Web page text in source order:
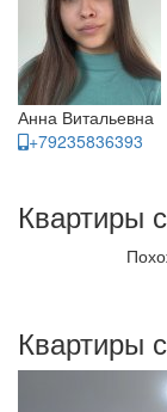
Анна Витальевна
+79235836393
Квартиры
Квартиры